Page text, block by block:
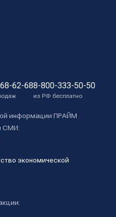
62-688-800-333-50-50
из РФ бесплатно
информации ПРАЙМ
СМИ:
экономической